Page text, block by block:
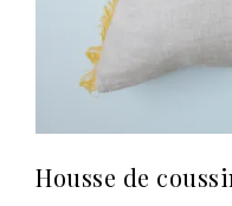
Housse de